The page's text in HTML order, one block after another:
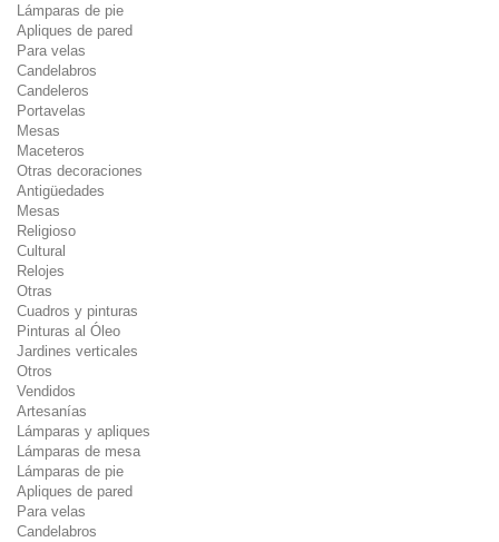
Lámparas de pie
Apliques de pared
Para velas
Candelabros
Candeleros
Portavelas
Mesas
Maceteros
Otras decoraciones
Antigüedades
Mesas
Religioso
Cultural
Relojes
Otras
Cuadros y pinturas
Pinturas al Óleo
Jardines verticales
Otros
Vendidos
Artesanías
Lámparas y apliques
Lámparas de mesa
Lámparas de pie
Apliques de pared
Para velas
Candelabros